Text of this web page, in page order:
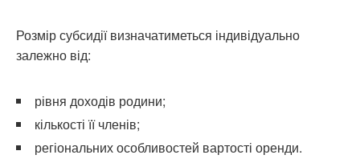
Розмір субсидії визначатиметься індивідуально
залежно від:
рівня доходів родини;
кількості її членів;
регіональних особливостей вартості оренди.